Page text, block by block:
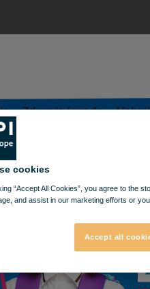
Zdrowie i uroda Usługi
cookies
“Accept All Cookies”, you agree to the
and assist in our marketing efforts or
Accept all